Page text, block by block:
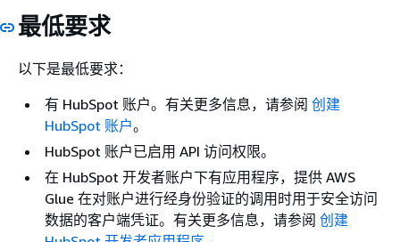
最低要求
以下是最低要求：
有 HubSpot 账户。有关更多信息，请参阅 创建
HubSpot 账户。
HubSpot 账户已启用 API 访问权限。
在 HubSpot 开发者账户下有应用程序，提供 AWS
Glue 在对账户进行经身份验证的调用时用于安全访问
数据的客户端凭证。有关更多信息，请参阅 创建